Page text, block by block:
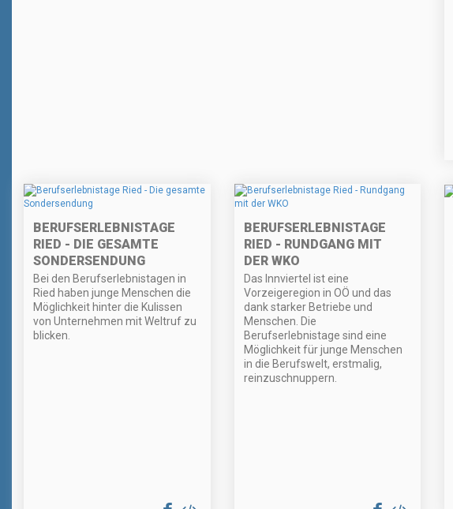
BERUFSERLEBNISTAGE
RIED - DIE GESAMTE
SONDERSENDUNG
Bei den Berufserlebnistagen in
Ried haben junge Menschen die
Möglichkeit hinter die Kulissen
von Unternehmen mit Weltruf zu
blicken.
BERUFSERLEBNISTAGE
RIED - RUNDGANG MIT
DER WKO
Das Innviertel ist eine
Vorzeigeregion in OÖ und das
dank starker Betriebe und
Menschen. Die
Berufserlebnistage sind eine
Möglichkeit für junge Menschen
in die Berufswelt, erstmalig,
reinzuschnuppern.